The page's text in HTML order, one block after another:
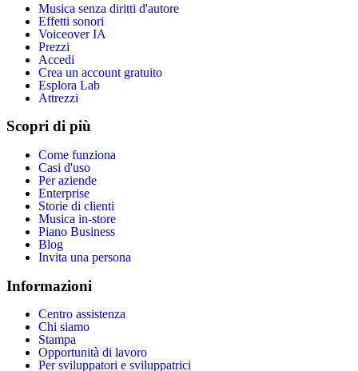
Musica senza diritti d'autore
Effetti sonori
Voiceover IA
Prezzi
Accedi
Crea un account gratuito
Esplora Lab
Attrezzi
Scopri di più
Come funziona
Casi d'uso
Per aziende
Enterprise
Storie di clienti
Musica in-store
Piano Business
Blog
Invita una persona
Informazioni
Centro assistenza
Chi siamo
Stampa
Opportunità di lavoro
Per sviluppatori e sviluppatrici